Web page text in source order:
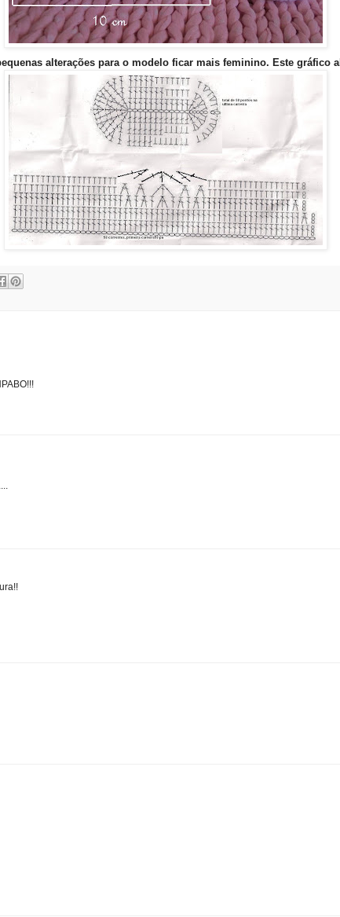
alterações para o modelo ficar mais feminino. Este gráfico